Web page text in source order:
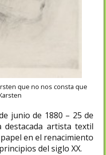
que no nos consta que
junio de 1880 – 25 de
destacada artista textil
en el renacimiento
del siglo XX.